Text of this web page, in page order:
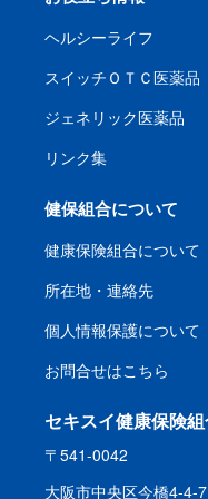
ヘルシーライフ
スイッチＯＴＣ医薬品
ジェネリック医薬品
リンク集
健保組合について
健康保険組合について
所在地・連絡先
個人情報保護について
お問合せはこちら
セキスイ健康保険
〒541-0042
大阪市中央区今橋4-4-7